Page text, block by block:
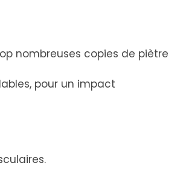
nombreuses copies de piètre
pour un impact